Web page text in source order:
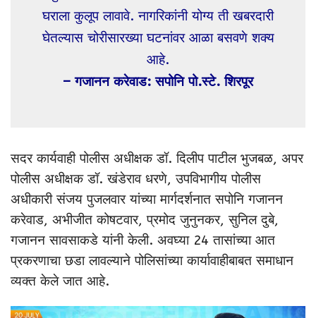
घराला कुलूप लावावे. नागरिकांनी योग्य ती खबरदारी
घेतल्यास चोरीसारख्या घटनांवर आळा बसवणे शक्य
आहे.
– गजानन करेवाड: सपोनि पो.स्टे. शिरपूर
सदर कार्यवाही पोलीस अधीक्षक डॉ. दिलीप पाटील भुजबळ, अपर
पोलीस अधीक्षक डॉ. खंडेराव धरणे, उपविभागीय पोलीस
अधीकारी संजय पुजलवार यांच्या मार्गदर्शनात सपोनि गजानन
करेवाड, अभीजीत कोषटवार, प्रमोद जुनुनकर, सुनिल दुबे,
गजानन सावसाकडे यांनी केली. अवघ्या 24 तासांच्या आत
प्रकरणाचा छडा लावल्याने पोलिसांच्या कार्यावाहीबाबत समाधान
व्यक्त केले जात आहे.